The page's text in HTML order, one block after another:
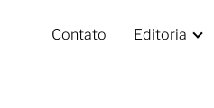
Contato Editoria